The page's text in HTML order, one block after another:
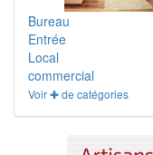
Bureau
Entrée
Local
commercial
Voir ✚ de catégories